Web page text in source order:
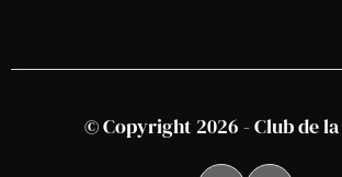
© Copyright 2026 - Club de